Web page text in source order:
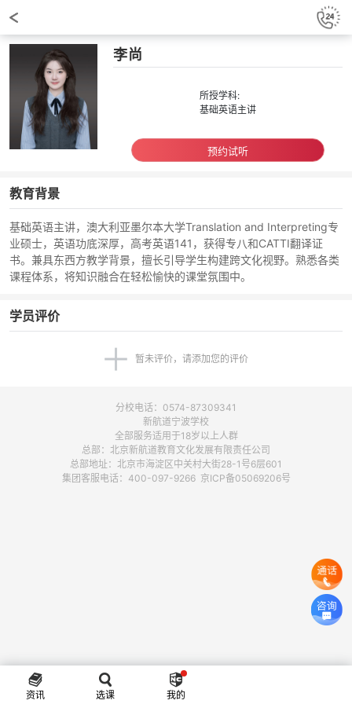
李尚
所授学科:
基础英语主讲
预约试听
教育背景
基础英语主讲，澳大利亚墨尔本大学Translation and Interpreting专
业硕士，英语功底深厚，高考英语141，获得专八和CATTI翻译证
书。兼具东西方教学背景，擅长引导学生构建跨文化视野。熟悉各类
课程体系，将知识融合在轻松愉快的课堂氛围中。
学员评价
暂未评价，请添加您的评价
分校电话：0574-87309341
新航道宁波学校
全部服务适用于18岁以上人群
总部：北京新航道教育文化发展有限责任公司
总部地址：北京市海淀区中关村大街28-1号6层601
集团客服电话：400-097-9266 京ICP备05069206号
资讯 选课 我的